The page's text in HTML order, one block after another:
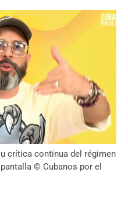
crítica continua del régimen
© Cubanos por el